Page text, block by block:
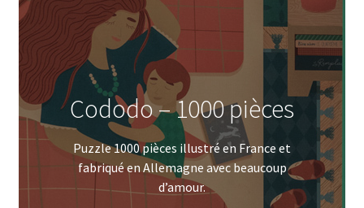
Cododo – 1000 pièces
Puzzle 1000 pièces illustré en France et
fabriqué en Allemagne avec beaucoup
d’amour.